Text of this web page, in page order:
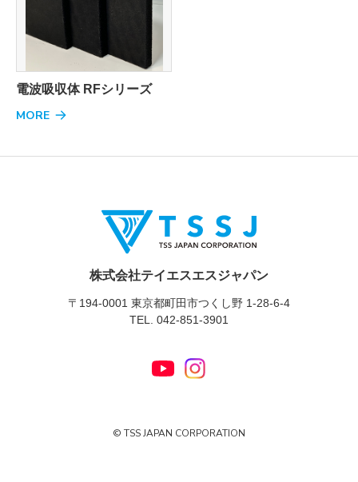
電波吸収体 RFシリーズ
MORE
株式会社テイエスエスジャパン
〒194-0001 東京都町田市つくし野 1-28-6-4
TEL. 042-851-3901
© TSS JAPAN CORPORATION